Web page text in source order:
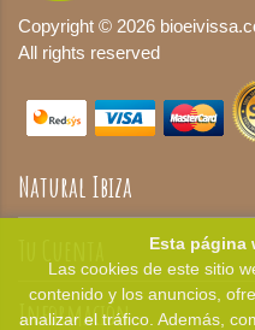
Copyright © 2026
All rights reserved
Natural Ibiza
Información
Esta página
Las cookies de este sitio
contenido y los anuncios,
analizar el tráfico. Además,